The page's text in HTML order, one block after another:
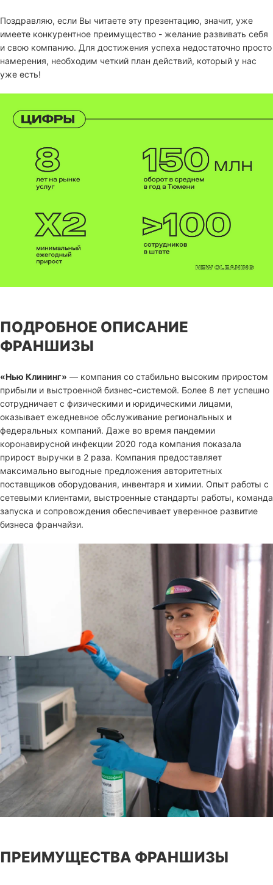
Поздравляю, если Вы читаете эту презентацию, значит, уже
имеете конкурентное преимущество - желание развивать себя
и свою компанию. Для достижения успеха недостаточно просто
намерения, необходим четкий план действий, который у нас
уже есть!
ПОДРОБНОЕ ОПИСАНИЕ
ФРАНШИЗЫ
«Нью Клининг» — компания со стабильно высоким приростом
прибыли и выстроенной бизнес-системой. Более 8 лет успешно
сотрудничает с физическими и юридическими лицами,
оказывает ежедневное обслуживание региональных и
федеральных компаний. Даже во время пандемии
коронавирусной инфекции 2020 года компания показала
прирост выручки в 2 раза. Компания предоставляет
максимально выгодные предложения авторитетных
поставщиков оборудования, инвентаря и химии. Опыт работы с
сетевыми клиентами, выстроенные стандарты работы, команда
запуска и сопровождения обеспечивает уверенное развитие
бизнеса франчайзи.
ПРЕИМУЩЕСТВА ФРАНШИЗЫ